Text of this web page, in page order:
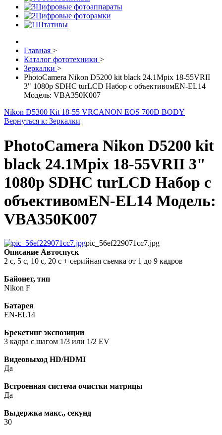
Цифровые фотоаппараты
Цифровые фоторамки
Штативы
Главная >
Каталог фототехники >
Зеркалки >
PhotoCamera Nikon D5200 kit black 24.1Mpix 18-55VRII
3" 1080p SDHC turLCD Набор с объективомEN-EL14
Модель: VBA350K007
Nikon D5300 Kit 18-55 VRCANON EOS 700D BODY
Вернуться к: Зеркалки
PhotoCamera Nikon D5200 kit
black 24.1Mpix 18-55VRII 3"
1080p SDHC turLCD Набор с
объективомEN-EL14 Модель:
VBA350K007
pic_56ef229071cc7.jpg
Описание Автоспуск
2 с, 5 с, 10 с, 20 с + серийная съемка от 1 до 9 кадров
Байонет, тип
Nikon F
Батарея
EN-EL14
Брекетинг экспозиции
3 кадра с шагом 1/3 или 1/2 EV
Видеовыход HD/HDMI
Да
Встроенная система очистки матрицы
Да
Выдержка макс., секунд
30